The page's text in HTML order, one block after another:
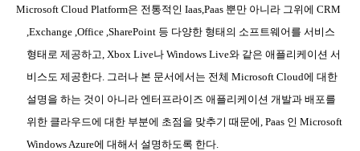
Microsoft Cloud Platform은 전통적인 Iaas,Paas 뿐만 아니라 그위에 CRM
,Exchange ,Office ,SharePoint 등 다양한 형태의 소프트웨어를 서비스
형태로 제공하고, Xbox Live나 Windows Live와 같은 애플리케이션 서
비스도 제공한다. 그러나 본 문서에서는 전체 Microsoft Cloud에 대한
설명을 하는 것이 아니라 엔터프라이즈 애플리케이션 개발과 배포를
위한 클라우드에 대한 부분에 초점을 맞추기 때문에, Paas 인 Microsoft
Windows Azure에 대해서 설명하도록 한다.